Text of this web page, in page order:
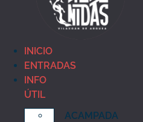
INICIO
ENTRADAS
INFO
ÚTIL
ACAMPADA